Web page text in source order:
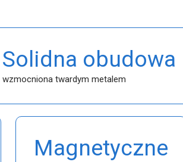
Solidna obudowa
wzmocniona twardym metalem
Magnetyczne